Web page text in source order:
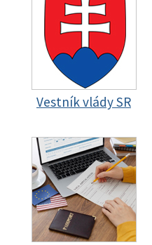
Vestník vlády SR